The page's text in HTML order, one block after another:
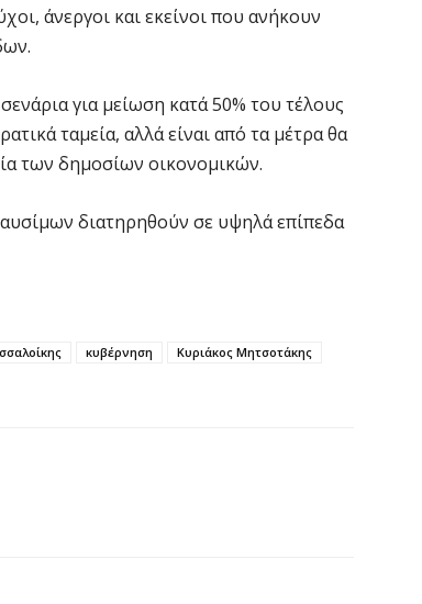
άνεργοι και εκείνοι που ανήκουν
για μείωση κατά 50% του τέλους
ταμεία, αλλά είναι από τα μέτρα θα
των δημοσίων οικονομικών.
διατηρηθούν σε υψηλά επίπεδα
κυβέρνηση
Κυριάκος Μητσοτάκης